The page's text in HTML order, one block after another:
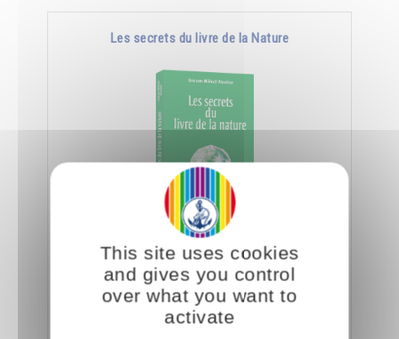
Les secrets du livre de la Nature
En spiritualité, lire c'est être capable de
déchiffrer le côté subtil et caché des objets et
des créatures.
14.00CHF
This site uses cookies
and gives you control
over what you want to
activate